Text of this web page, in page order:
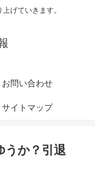
げていきます。
お問い合わせ
サイトマップ
うか？引退